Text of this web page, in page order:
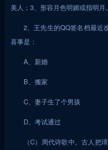
美人；3、形容月色明媚或指明月
2、王先生的QQ签名档最近
喜事是：
A、新婚
B、搬家
C、妻子生了个男孩
D、考试通过
（C）周代诗歌中。古人把